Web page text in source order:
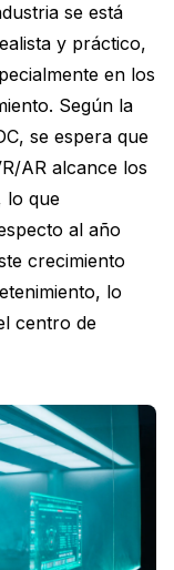
se está
y práctico,
en los
Según la
se espera que
AR alcance los
lo que
al año
crecimiento
lo
centro de